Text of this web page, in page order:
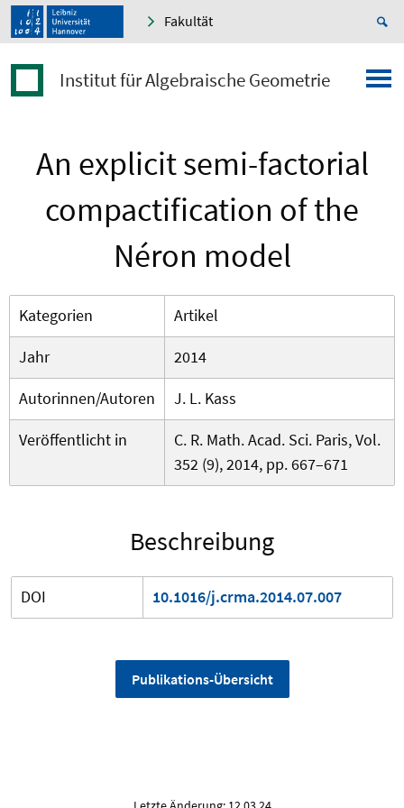
Fakultät
Institut für Algebraische Geometrie
An explicit semi-factorial
compactification of the
Néron model
Kategorien
Artikel
Jahr
2014
Autorinnen/Autoren
J. L. Kass
Veröffentlicht in
C. R. Math. Acad. Sci. Paris, Vol.
352 (9), 2014, pp. 667–671
Beschreibung
DOI 10.1016/j.crma.2014.07.007
Publikations-Übersicht